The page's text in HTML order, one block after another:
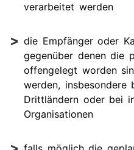
verarbeitet werden
die Empfänger oder
gegenüber denen die
offengelegt worden
werden, insbesondere
Drittländern oder bei
Organisationen